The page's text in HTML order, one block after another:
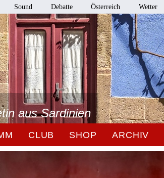
Sound Debatte Österreich Wetter
aus Sardinien
CLUB SHOP ARCHIV